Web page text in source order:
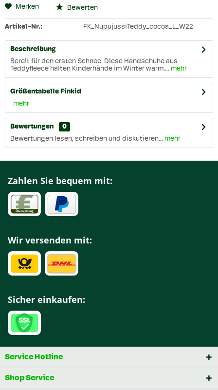
Merken Bewerten
Artikel-Nr.: FK_NupujussiTeddy_cocoa_L_W22
Beschreibung
Bereit für den ersten Schnee. Diese Handschuhe aus
Teddyfleece halten Kinderhände im Winter warm.... mehr
Größentabelle Finkid
mehr
Bewertungen
0
Bewertungen lesen, schreiben und diskutieren... mehr
Zahlen Sie bequem mit:
Wir versenden mit:
Sicher einkaufen:
Service Hotline
Shop Service